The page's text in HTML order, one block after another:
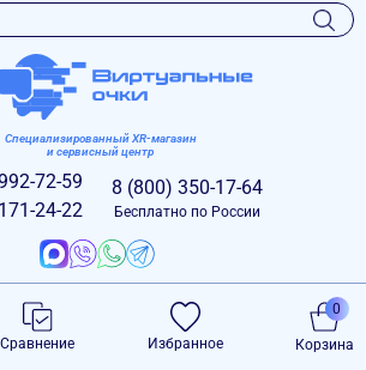
Специализированный XR-магазин
и сервисный центр
72-59
171-24-22
8 (800) 350-17-64
Бесплатно по России
Сравнение Избранное Корзина
0